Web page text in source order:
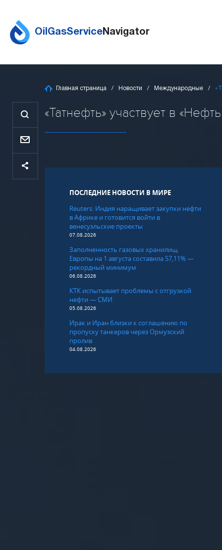
OilGasServiceNavigator
Главная страница Новости Международные
«Татнефть» участвует в
ПОСЛЕДНИЕ НОВОСТИ В МИРЕ
Reuters: Индия наращивает закупки нефти
в Африке и готовится войти в
венесуэльские проекты
07.08.2026
Заполненность газовых хранилищ
Европы на 1 августа составила 57,11% —
рекордный минимум
06.08.2026
КТК испытывает проблемы с отгрузкой
нефти — СМИ
05.08.2026
Ирак и Иран близки к соглашению по
пропуску танкеров через Ормузский
пролив
04.08.2026